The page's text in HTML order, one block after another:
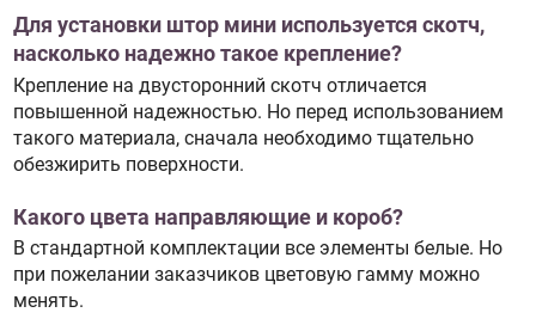
Для установки штор мини используется скотч,
насколько надежно такое крепление?
Крепление на двусторонний скотч отличается
повышенной надежностью. Но перед использованием
такого материала, сначала необходимо тщательно
обезжирить поверхности.
Какого цвета направляющие и короб?
В стандартной комплектации все элементы белые. Но
при пожелании заказчиков цветовую гамму можно
менять.